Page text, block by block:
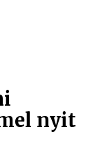
nyit